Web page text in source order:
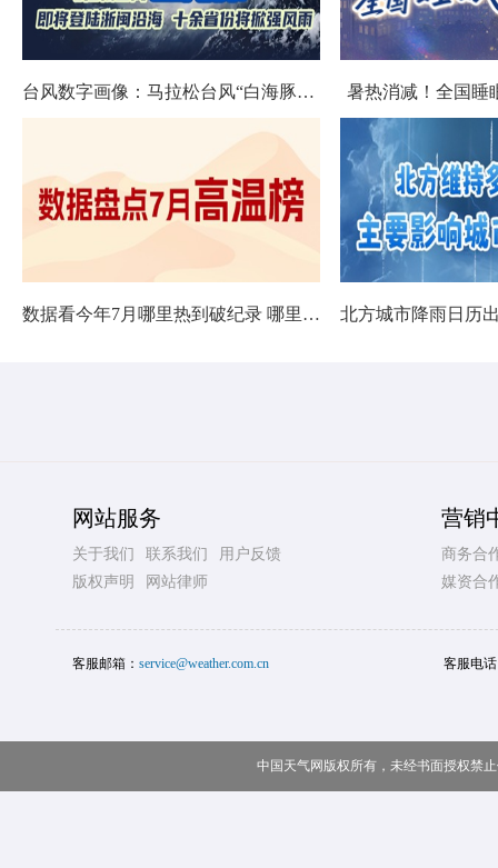
台风数字画像：马拉松台风“白海豚”将影响十余省份 暑热消减！全国睡
数据看今年7月哪里热到破纪录 哪里暑热连轴转
网站服务
关于我们 联系我们
用户反馈
版权声明
网站律师
营销
商务合
媒资合
客服邮箱： service@weather.com.cn 客服电
中国天气网版权所有，未经书面授权